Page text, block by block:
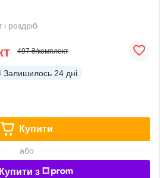
роздріб
497 ₴/комплект
Залишилось 24 дні
Купити
або
Купити з